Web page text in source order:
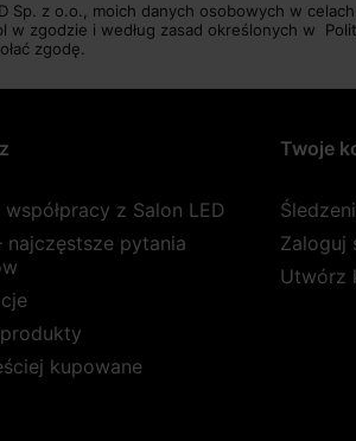
Sp. z o.o., moich danych osobowych w
zgodzie i według zasad określonych w
zgodę.
z Salon LED
najczęstsze pytania
kupowane
Twoje
Zaloguj
Utwórz